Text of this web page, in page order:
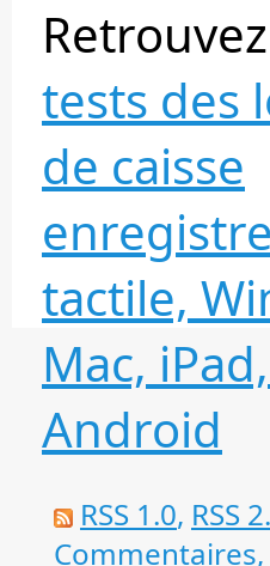
tests des
de caisse
tactile,
Mac,
Android
RSS 1.0, RSS
Commentaires,